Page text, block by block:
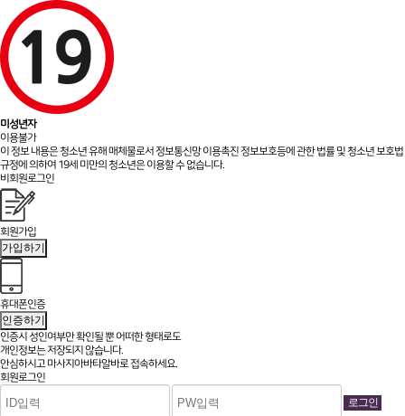
미성년자
이용불가
이 정보 내용은 청소년 유해 매체물로서 정보통신망 이용촉진 정보보호등에 관한 법률 및 청소년 보호법
규정에 의하여 19세 미만의 청소년은 이용할 수 없습니다.
비회원로그인
회원가입
가입하기
휴대폰인증
인증하기
인증시 성인여부만 확인될 뿐어떠한 형태로도
개인정보는 저장되지 않습니다.
안심하시고 마사지아바타알바로 접속하세요.
회원로그인